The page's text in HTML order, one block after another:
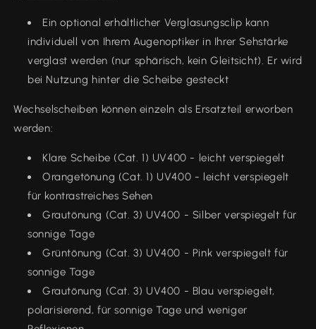
Ein optional erhältlicher Verglasungsclip kann
individuell von Ihrem Augenoptiker in Ihrer Sehstärke
verglast werden (nur sphärisch, kein Gleitsicht). Er wird
bei Nutzung hinter die Scheibe gesteckt
Wechselscheiben können einzeln als Ersatzteil erworben
werden:
Klare Scheibe (Cat. 1) UV400 - leicht verspiegelt
Orangetönung (Cat. 1) UV400 - leicht verspiegelt
für kontrastreiches Sehen
Grautönung (Cat. 3) UV400 - Silber verspiegelt für
sonnige Tage
Grüntönung (Cat. 3) UV400 - Pink verspiegelt für
sonnige Tage
Grautönung (Cat. 3) UV400 - Blau verspiegelt,
polarisierend, für sonnige Tage und weniger